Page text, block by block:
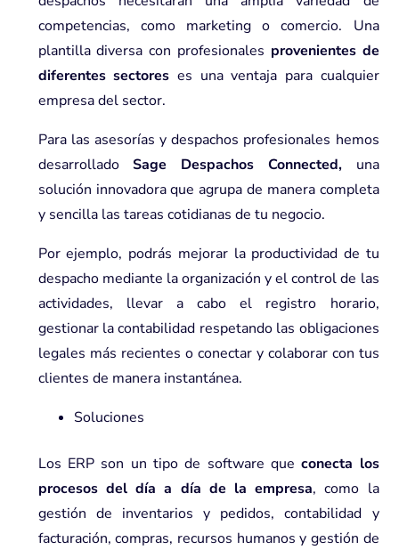
competencias, como marketing o comercio. Una
plantilla diversa con profesionales provenientes de
diferentes sectores es una ventaja para cualquier
empresa del sector.
Para las asesorías y despachos profesionales hemos
desarrolladoSage Despachos Connected, una
solución innovadora que agrupa de manera completa
y sencilla las tareas cotidianas de tu negocio.
Por ejemplo, podrás mejorar la productividad de tu
despacho mediante la organización y el control de las
actividades, llevar a cabo el registro horario,
gestionar la contabilidad respetando las obligaciones
legales más recientes o conectar y colaborar con tus
clientes de manera instantánea.
Soluciones
Los ERP son un tipo de software queconecta los
procesos del día a día de la empresa, como la
gestión de inventarios y pedidos, contabilidad y
facturación, compras, recursos humanos y gestión de